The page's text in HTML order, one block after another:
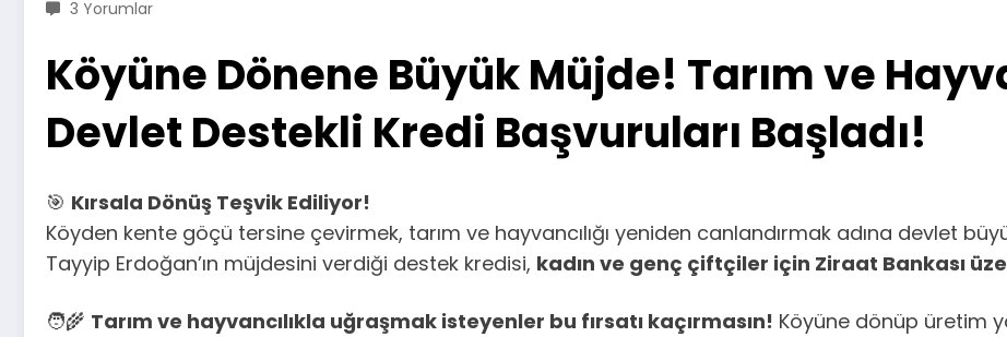
3 Yorumlar
Köyüne Dönene Büyük Müjde! Tarım ve
Devlet Destekli Kredi Başvuruları Başladı!
🎯 Kırsala Dönüş Teşvik Ediliyor!
Köyden kente göçü tersine çevirmek, tarım ve hayvancılığı yeniden canlandırmak adına devlet
Tayyip Erdoğan’ın müjdesini verdiği destek kredisi, kadın ve genç çiftçiler için Ziraat Bankası
🧑‍🌾 Tarım ve hayvancılıkla uğraşmak isteyenler bu fırsatı kaçırmasın! Köyüne dönüp üretim